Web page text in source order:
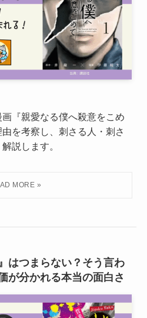
『親愛なる僕へ殺意をこめ
を考察し、刺さる人・刺さ
説します。
はつまらない？そう言わ
が分かれる本当の面白さ